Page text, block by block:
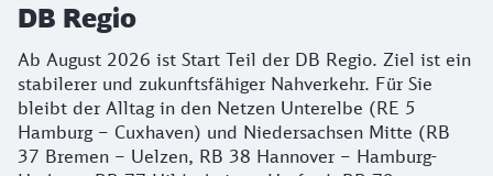
DB Regio
Ab August 2026 ist Start Teil der DB Regio. Ziel ist ein
stabilerer und zukunftsfähiger Nahverkehr. Für Sie
bleibt der Alltag in den Netzen Unterelbe (RE 5
Hamburg – Cuxhaven) und Niedersachsen Mitte (RB
37 Bremen – Uelzen, RB 38 Hannover – Hamburg-